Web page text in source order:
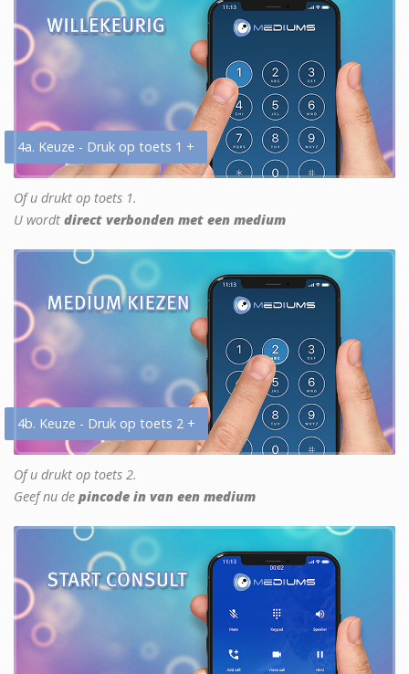
4a. Keuze - Druk op toets 1 +
Of u drukt op toets 1.
U wordt direct verbonden met een medium
4b. Keuze - Druk op toets 2 +
Of u drukt op toets 2.
Geef nu de pincode in van een medium